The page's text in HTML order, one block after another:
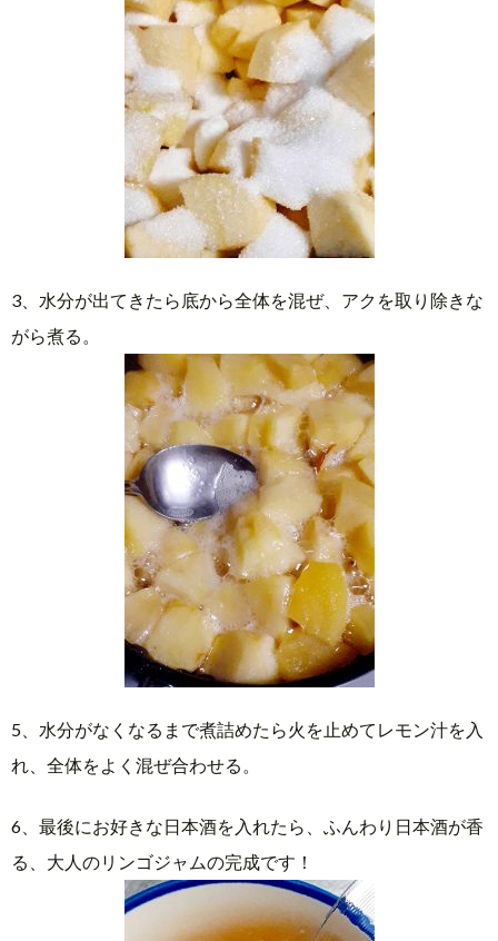
3、水分が出てきたら底から全体を混ぜ、アクを取り除きな
がら煮る。
5、水分がなくなるまで煮詰めたら火を止めてレモン汁を入
れ、全体をよく混ぜ合わせる。
6、最後にお好きな日本酒を入れたら、ふんわり日本酒が香
る、大人のリンゴジャムの完成です！